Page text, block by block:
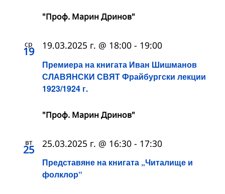
"Проф. Марин Дринов"
ср
19
Премиера на книгата Иван Шишманов
СЛАВЯНСКИ СВЯТ Фрайбургски лекции
1923/1924 г.
19.03.2025 г. @ 18:00 - 19:00
"Проф. Марин Дринов"
вт
25
Представяне на книгата „Читалище и
фолклор“
25.03.2025 г. @ 16:30 - 17:30